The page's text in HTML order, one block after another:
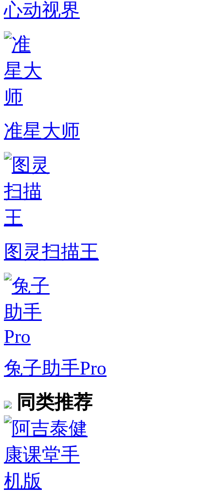
心动视界
准星大师
图灵扫描王
兔子助手Pro
同类推荐